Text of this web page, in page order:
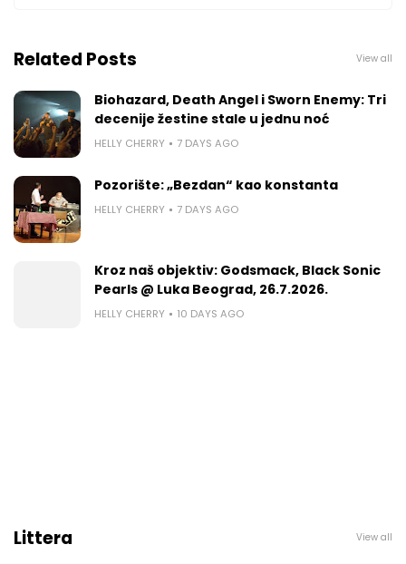
Related Posts View all
Biohazard, Death Angel i Sworn Enemy: Tri
decenije žestine stale u jednu noć
HELLY CHERRY 7 DAYS AGO
Pozorište: „Bezdan“ kao konstanta
HELLY CHERRY 7 DAYS AGO
Kroz naš objektiv: Godsmack, Black Sonic
Pearls @ Luka Beograd, 26.7.2026.
HELLY CHERRY 10 DAYS AGO
Littera View all